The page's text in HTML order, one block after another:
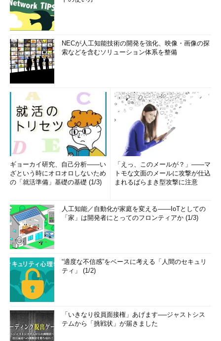
NECが人工知能技術の開発を強化、映像・画像の探
索などを含むソリューション体系を整備
ギョーカイ研究、自己分析――い
ざという時にオロオロしないため
の「就活準備」基礎の基礎 (1/3)
「えっ、このメールが？」――マ
トモな文面のメールに攻撃が仕込
まれるばらまき型攻撃に注意
人工知能／自動化が家庭を変える――IoTとしての
「家」は開発者にとってのフロンティアか (1/3)
“適度な不信感”をベースに考える「人間のセキュリ
ティ」 (1/2)
「いきなり役員面接権」あげます──ジャストシス
テムから「挑戦状」が届きました